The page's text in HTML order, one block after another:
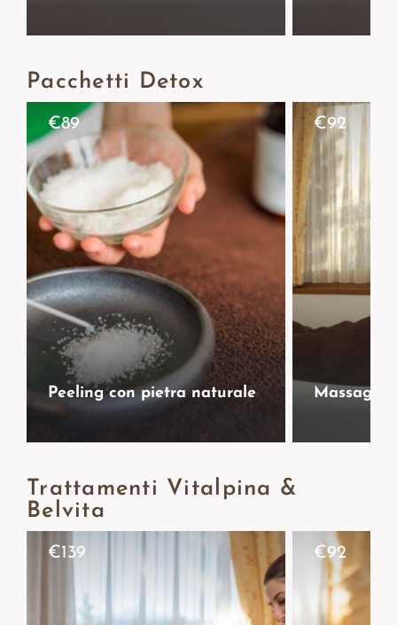
Pacchetti Detox
€89
Peeling con pietra naturale
€92
Trattamenti Vitalpina &
Belvita
€139 €92